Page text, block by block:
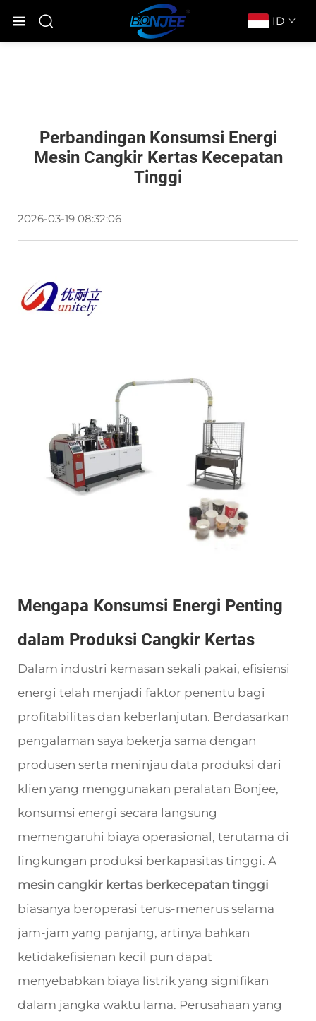
ID
Perbandingan Konsumsi Energi
Mesin Cangkir Kertas Kecepatan
Tinggi
2026-03-19 08:32:06
Mengapa Konsumsi Energi Penting
dalam Produksi Cangkir Kertas
Dalam industri kemasan sekali pakai, efisiensi
energi telah menjadi faktor penentu bagi
profitabilitas dan keberlanjutan. Berdasarkan
pengalaman saya bekerja sama dengan
produsen serta meninjau data produksi dari
klien yang menggunakan peralatan Bonjee,
konsumsi energi secara langsung
memengaruhi biaya operasional, terutama di
lingkungan produksi berkapasitas tinggi. A
mesin cangkir kertas berkecepatan tinggi
biasanya beroperasi terus-menerus selama
jam-jam yang panjang, artinya bahkan
ketidakefisienan kecil pun dapat
menyebabkan biaya listrik yang signifikan
dalam jangka waktu lama. Perusahaan yang